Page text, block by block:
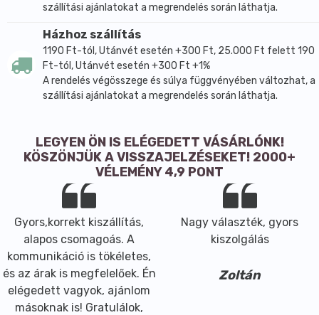
szállítási ajánlatokat a megrendelés során láthatja.
Házhoz szállítás
1190 Ft-tól, Utánvét esetén +300 Ft, 25.000 Ft felett 190
Ft-tól, Utánvét esetén +300 Ft +1%
A rendelés végösszege és súlya függvényében változhat, a
szállítási ajánlatokat a megrendelés során láthatja.
LEGYEN ÖN IS ELÉGEDETT VÁSÁRLÓNK!
KÖSZÖNJÜK A VISSZAJELZÉSEKET! 2000+
VÉLEMÉNY 4,9 PONT
Gyors,korrekt kiszállítás,
alapos csomagoás. A
kommunikáció is tökéletes,
és az árak is megfelelőek. Én
elégedett vagyok, ajánlom
másoknak is! Gratulálok,
Nagy választék, gyors
kiszolgálás
Zoltán